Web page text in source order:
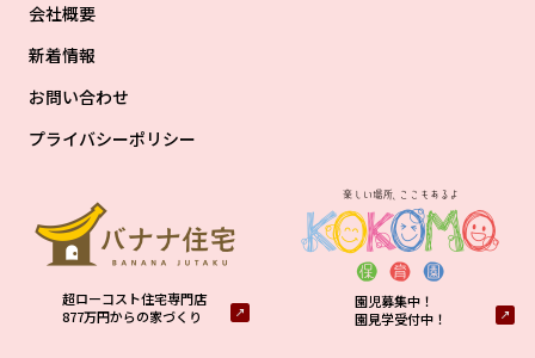
会社概要
新着情報
お問い合わせ
プライバシーポリシー
超ローコスト住宅専門店
877万円からの家づくり
園児募集中！
園見学受付中！